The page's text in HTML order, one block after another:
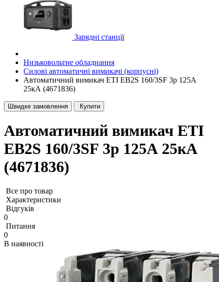
Зарядні станції
Низьковольтне обладнання
Силові автоматичні вимикачі (корпусні)
Автоматичний вимикач ETI EB2S 160/3SF 3p 125А
25кА (4671836)
Швидке замовлення Купити
Автоматичний вимикач ETI
EB2S 160/3SF 3p 125А 25кА
(4671836)
Все про товар
Характеристики
Відгуків
0
Питання
0
В наявності